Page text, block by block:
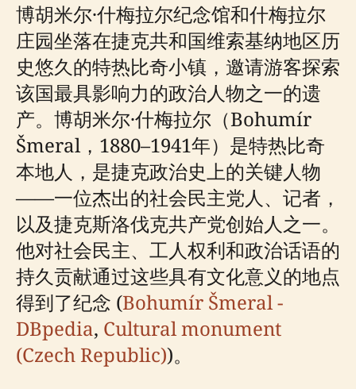
博胡米尔·什梅拉尔纪念馆和什梅拉尔
庄园坐落在捷克共和国维索基纳地区历
史悠久的特热比奇小镇，邀请游客探索
该国最具影响力的政治人物之一的遗
产。博胡米尔·什梅拉尔（Bohumír
Šmeral，1880–1941年）是特热比奇
本地人，是捷克政治史上的关键人物
——一位杰出的社会民主党人、记者，
以及捷克斯洛伐克共产党创始人之一。
他对社会民主、工人权利和政治话语的
持久贡献通过这些具有文化意义的地点
得到了纪念 (Bohumír Šmeral -
DBpedia, Cultural monument
(Czech Republic))。